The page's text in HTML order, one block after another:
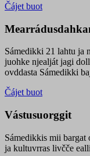
Čájet buot
Sámedikki 21 lahtu ja
juohke njealját jagi
ovddasta Sámedikki
Čájet buot
Vástusuorggit
Sámedikkis mii bargat
ja kultuvrras livčče